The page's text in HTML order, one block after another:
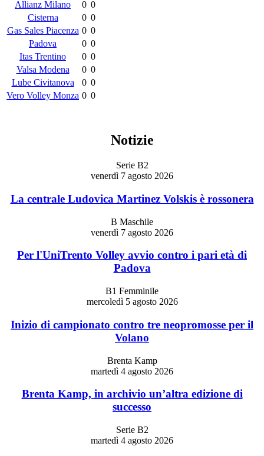
Allianz Milano
0 0
Cisterna
0 0
Gas Sales Piacenza 0 0
Padova
0 0
Itas Trentino
0 0
Valsa Modena
0 0
Lube Civitanova
0 0
Vero Volley Monza 0 0
Notizie
Serie B2
venerdì 7 agosto 2026
La centrale Ludovica Martinez Volskis è rossonera
B Maschile
venerdì 7 agosto 2026
Per l'UniTrento Volley avvio contro i pari età di
Padova
B1 Femminile
mercoledì 5 agosto 2026
Inizio di campionato contro tre neopromosse per il
Volano
Brenta Kamp
martedì 4 agosto 2026
Brenta Kamp, in archivio un’altra edizione di
successo
Serie B2
martedì 4 agosto 2026